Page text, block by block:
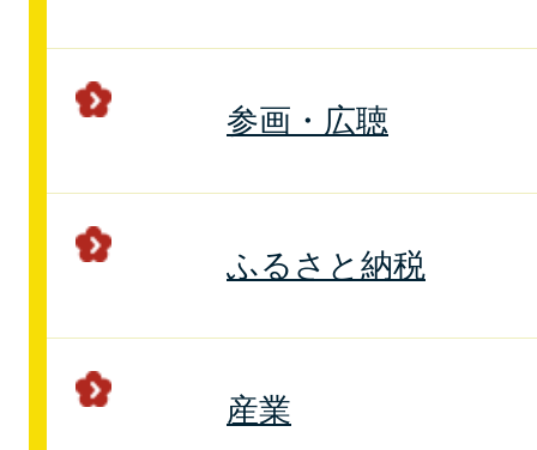
参画・広聴
ふるさと納税
産業